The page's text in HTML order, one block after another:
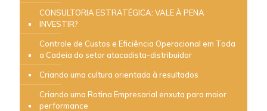
CONSULTORIA ESTRATÉGICA: VALE À PENA
INVESTIR?
Controle de Custos e Eficiência Operacional em Toda
a Cadeia do setor atacadista-distribuidor
Criando uma cultura orientada à resultados
Criando uma Rotina Empresarial enxuta para maior
performance